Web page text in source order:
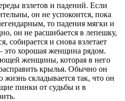
взлетов и падений. Если
он не успокоится, пока
то падения мягки и
он не расшибается в лепешку,
собирается и снова взлетает
это хорошая женщина рядом.
женщины, которая в него
крылья. Обычно он
складывается так, что он
пинки от судьбы и в